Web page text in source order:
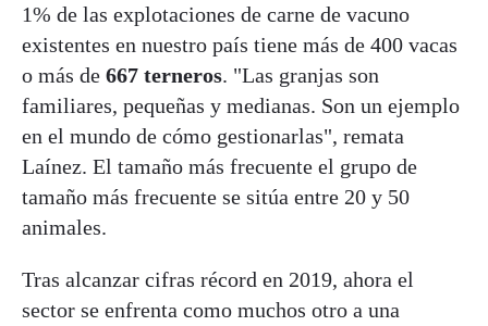
1% de las explotaciones de carne de vacuno
existentes en nuestro país tiene más de 400 vacas
o más de 667 terneros. "Las granjas son
familiares, pequeñas y medianas. Son un ejemplo
en el mundo de cómo gestionarlas", remata
Laínez. El tamaño más frecuente el grupo de
tamaño más frecuente se sitúa entre 20 y 50
animales.
Tras alcanzar cifras récord en 2019, ahora el
sector se enfrenta como muchos otro a una